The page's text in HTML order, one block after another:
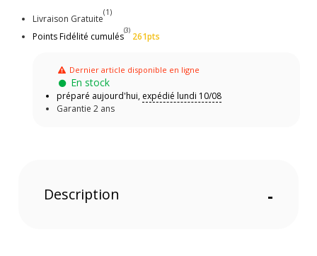
Livraison Gratuite
(1)
Points Fidélité cumulés
(3)
261pts
Dernier article disponible en ligne
En stock
préparé aujourd'hui, expédié lundi 10/08
Garantie 2 ans
Description -